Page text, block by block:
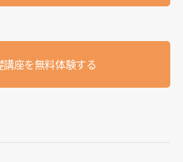
座を無料体験する